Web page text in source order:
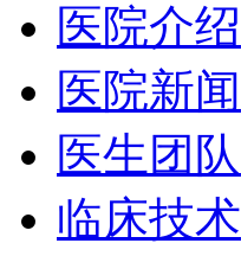
医院介绍
医院新闻
医生团队
临床技术